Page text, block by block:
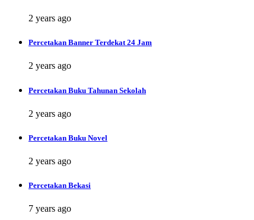
2 years ago
Percetakan Banner Terdekat 24 Jam
2 years ago
Percetakan Buku Tahunan Sekolah
2 years ago
Percetakan Buku Novel
2 years ago
Percetakan Bekasi
7 years ago